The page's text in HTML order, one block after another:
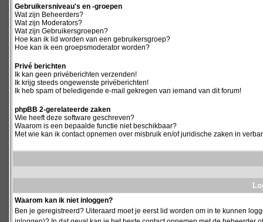
Gebruikersniveau's en -groepen
Wat zijn Beheerders?
Wat zijn Moderators?
Wat zijn Gebruikersgroepen?
Hoe kan ik lid worden van een gebruikersgroep?
Hoe kan ik een groepsmoderator worden?
Privé berichten
Ik kan geen privéberichten verzenden!
Ik krijg steeds ongewenste privéberichten!
Ik heb spam of beledigende e-mail gekregen van iemand van dit forum!
phpBB 2-gerelateerde zaken
Wie heeft deze software geschreven?
Waarom is een bepaalde functie niet beschikbaar?
Met wie kan ik contact opnemen over misbruik en/of juridische zaken in
Waarom kan ik niet inloggen?
Ben je geregistreerd? Uiteraard moet je eerst lid worden om in te kunnen